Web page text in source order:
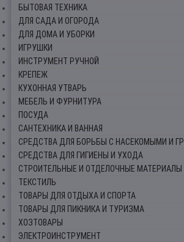
БЫТОВАЯ ТЕХНИКА
ДЛЯ САДА И ОГОРОДА
ДЛЯ ДОМА И УБОРКИ
ИГРУШКИ
ИНСТРУМЕНТ РУЧНОЙ
КРЕПЕЖ
КУХОННАЯ УТВАРЬ
МЕБЕЛЬ И ФУРНИТУРА
ПОСУДА
САНТЕХНИКА И ВАННАЯ
СРЕДСТВА ДЛЯ БОРЬБЫ С НАСЕКОМЫМИ И
СРЕДСТВА ДЛЯ ГИГИЕНЫ И УХОДА
СТРОИТЕЛЬНЫЕ И ОТДЕЛОЧНЫЕ МАТЕРИАЛЫ
ТЕКСТИЛЬ
ТОВАРЫ ДЛЯ ОТДЫХА И СПОРТА
ТОВАРЫ ДЛЯ ПИКНИКА И ТУРИЗМА
ХОЗТОВАРЫ
ЭЛЕКТРОИНСТРУМЕНТ